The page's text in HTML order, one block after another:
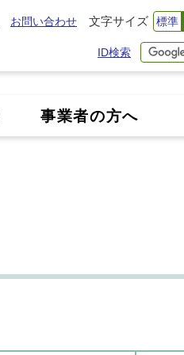
お問い合わせ 文字サイズ 標準
ID検索
事業者の方へ